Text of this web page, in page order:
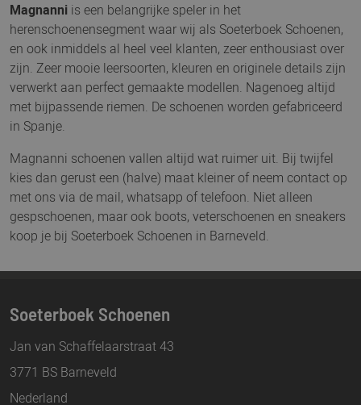
Magnanni is een belangrijke speler in het
herenschoenensegment waar wij als Soeterboek Schoenen,
en ook inmiddels al heel veel klanten, zeer enthousiast over
zijn. Zeer mooie leersoorten, kleuren en originele details zijn
verwerkt aan perfect gemaakte modellen. Nagenoeg altijd
met bijpassende riemen. De schoenen worden gefabriceerd
in Spanje.
Magnanni schoenen vallen altijd wat ruimer uit. Bij twijfel
kies dan gerust een (halve) maat kleiner of neem contact op
met ons via de mail, whatsapp of telefoon. Niet alleen
gespschoenen, maar ook boots, veterschoenen en sneakers
koop je bij Soeterboek Schoenen in Barneveld.
Soeterboek Schoenen
Jan van Schaffelaarstraat 43
3771 BS Barneveld
Nederland